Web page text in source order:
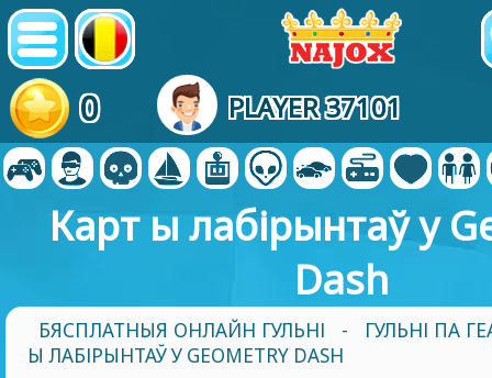
0 PLAYER 37101
Карт ы лабірынтаў у
Dash
БЯСПЛАТНЫЯ ОНЛАЙН ГУЛЬНІ -
ГУЛЬНІ ПА
Ы ЛАБІРЫНТАЎ У GEOMETRY DASH